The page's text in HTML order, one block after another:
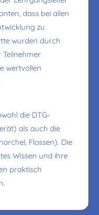
dass bei allen
zu
wurden durch
wertvollen
die DTG-
als auch die
Flossen). Die
Wissen und ihre
praktisch